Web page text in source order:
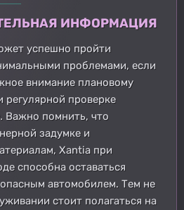
ИНФОРМАЦИЯ
успешно пройти
проблемами, если
внимание плановому
проверке
Важно помнить, что
задумке и
Xantia при
способна оставаться
автомобилем. Тем не
стоит полагаться на